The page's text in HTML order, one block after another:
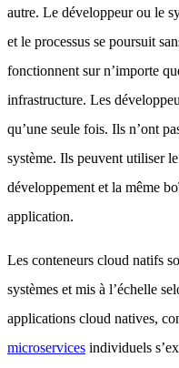
autre. Le développeur ou le
et le processus se poursuit
fonctionnent sur n’importe
infrastructure. Les
qu’une seule fois. Ils n’ont
système. Ils peuvent utiliser
développement et la même
application.
Les conteneurs cloud natifs
systèmes et mis à l’échelle
applications cloud natives,
microservices individuels